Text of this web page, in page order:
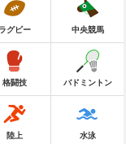
ラグビー 中央競馬
格闘技 バドミントン
陸上 水泳